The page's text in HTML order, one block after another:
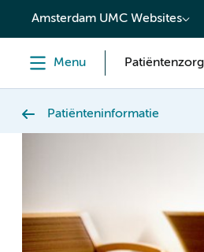
content
Amsterdam UMC Websites
Menu
Patiënteninformatie